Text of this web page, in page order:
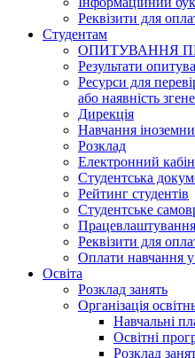
Реквізити для
Студентам
ОПИТУВАННЯ
Результати
Ресурси для
або наявність
Дирекція
Навчання
Розклад
Електронний
Студентська
Рейтинг студентів
Студентське
Реквізити для
Оплати навчання у
Освіта
Розклад занять
Організація
Навчальні
Освітні
Розклад